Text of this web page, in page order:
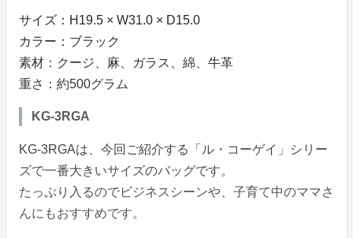
サイズ：H19.5 × W31.0 × D15.0
カラー：ブラック
素材：クージ、麻、ガラス、綿、牛革
重さ：約500グラム
KG-3RGA
KG-3RGAは、今回ご紹介する「ル・コーゲイ」シリー
ズで一番大きいサイズのバッグです。
たっぷり入るのでビジネスシーンや、子育て中のママさ
んにもおすすめです。